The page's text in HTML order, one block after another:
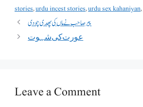
stories,urdu incest stories,urdu sex kahaniyan,
پیر صاحب نے ماں کی پھدی چودی
ﻋﻮﺭﺕ ﮐﯽ ﺷﮩﻮﺕ
Leave a Comment